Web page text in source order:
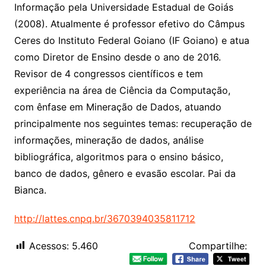
Informação pela Universidade Estadual de Goiás
(2008). Atualmente é professor efetivo do Câmpus
Ceres do Instituto Federal Goiano (IF Goiano) e atua
como Diretor de Ensino desde o ano de 2016.
Revisor de 4 congressos científicos e tem
experiência na área de Ciência da Computação,
com ênfase em Mineração de Dados, atuando
principalmente nos seguintes temas: recuperação de
informações, mineração de dados, análise
bibliográfica, algoritmos para o ensino básico,
banco de dados, gênero e evasão escolar. Pai da
Bianca.
http://lattes.cnpq.br/3670394035811712
Compartilhe:
Acessos: 5.460